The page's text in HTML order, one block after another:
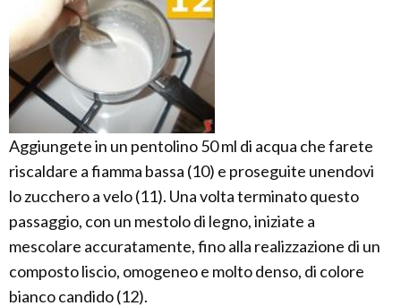
Aggiungete in un pentolino 50 ml di acqua che farete
riscaldare a fiamma bassa (10) e proseguite unendovi
lo zucchero a velo (11). Una volta terminato questo
passaggio, con un mestolo di legno, iniziate a
mescolare accuratamente, fino alla realizzazione di un
composto liscio, omogeneo e molto denso, di colore
bianco candido (12).